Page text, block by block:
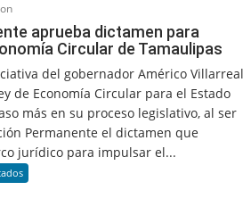
aprueba dictamen para
Circular de Tamaulipas
del gobernador Américo Villarreal
de Economía Circular para el Estado
más en su proceso legislativo, al ser
Permanente el dictamen que
jurídico para impulsar el...